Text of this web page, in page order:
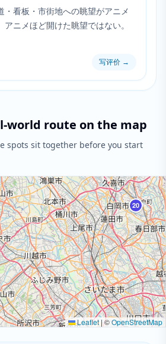
・看板・市街地への眺望がアニメ
ニメほど開けた眺望ではない。
写评价 →
world route on the map
spots sit together before you start
20
Leaflet |©OpenStreetMap